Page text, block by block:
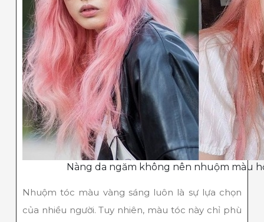
Nàng da ngăm không nên nhuộm màu
Nhuộm tóc màu vàng sáng luôn là sự lựa chọn
của nhiều người. Tuy nhiên, màu tóc này chỉ phù